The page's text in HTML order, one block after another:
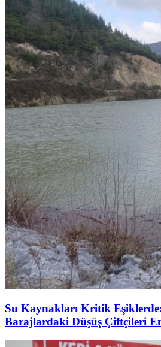
Su Kaynakları Kritik
Barajlardaki Düşüş Çiftçileri